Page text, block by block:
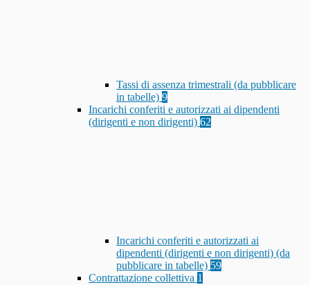
Tassi di assenza trimestrali (da pubblicare
in tabelle) 9
Incarichi conferiti e autorizzati ai dipendenti
(dirigenti e non dirigenti) 62
Incarichi conferiti e autorizzati ai
dipendenti (dirigenti e non dirigenti) (da
pubblicare in tabelle) 59
Contrattazione collettiva 1